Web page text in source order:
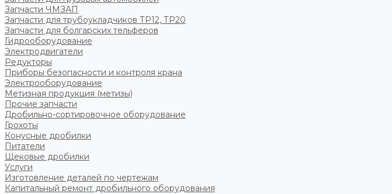
Запчасти ЧМЗАП
Запчасти для трубоукладчиков ТР12, ТР20
Запчасти для болгарских тельферов
Гидрооборудование
Электродвигатели
Редукторы
Приборы безопасности и контроля крана
Электрооборудование
Метизная продукция (метизы)
Прочие запчасти
Дробильно-сортировочное оборудование
Грохоты
Конусные дробилки
Питатели
Щековые дробилки
Услуги
Изготовление деталей по чертежам
Капитальный ремонт дробильного оборудования